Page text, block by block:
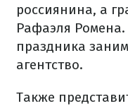
россиянина, а
Рафаэля
праздника
агентство.
Также